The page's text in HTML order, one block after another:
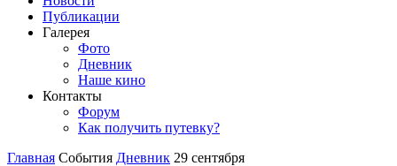
Публикации
Галерея
Фото
Дневник
Наше кино
Контакты
Форум
Как получить путевку?
Главная События Дневник 29 сентября